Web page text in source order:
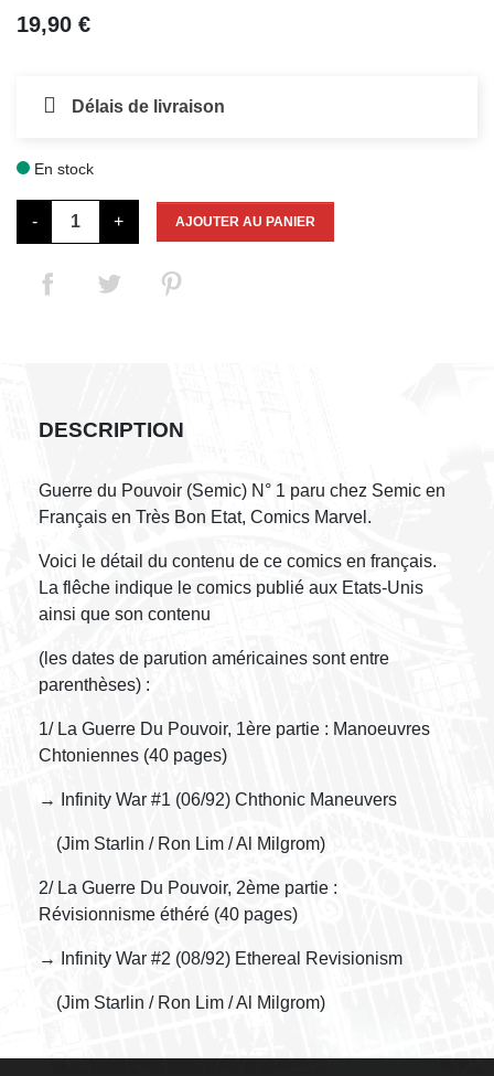
19,90 €
Délais de livraison
En stock
- + AJOUTER AU PANIER
DESCRIPTION
Guerre du Pouvoir (Semic) N° 1 paru chez Semic en
Français en Très Bon Etat, Comics Marvel.
Voici le détail du contenu de ce comics en français.
La flêche indique le comics publié aux Etats-Unis
ainsi que son contenu
(les dates de parution américaines sont entre
parenthèses) :
1/ La Guerre Du Pouvoir, 1ère partie : Manoeuvres
Chtoniennes (40 pages)
→ Infinity War #1 (06/92) Chthonic Maneuvers
(Jim Starlin / Ron Lim / Al Milgrom)
2/ La Guerre Du Pouvoir, 2ème partie :
Révisionnisme éthéré (40 pages)
→ Infinity War #2 (08/92) Ethereal Revisionism
(Jim Starlin / Ron Lim / Al Milgrom)